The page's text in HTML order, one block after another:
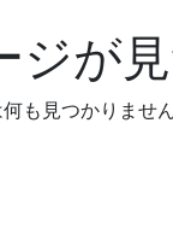
ジが
も見つかりませ